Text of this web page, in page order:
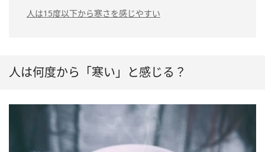
人は15度以下から寒さを感じやすい
人は何度から「寒い」と感じる？